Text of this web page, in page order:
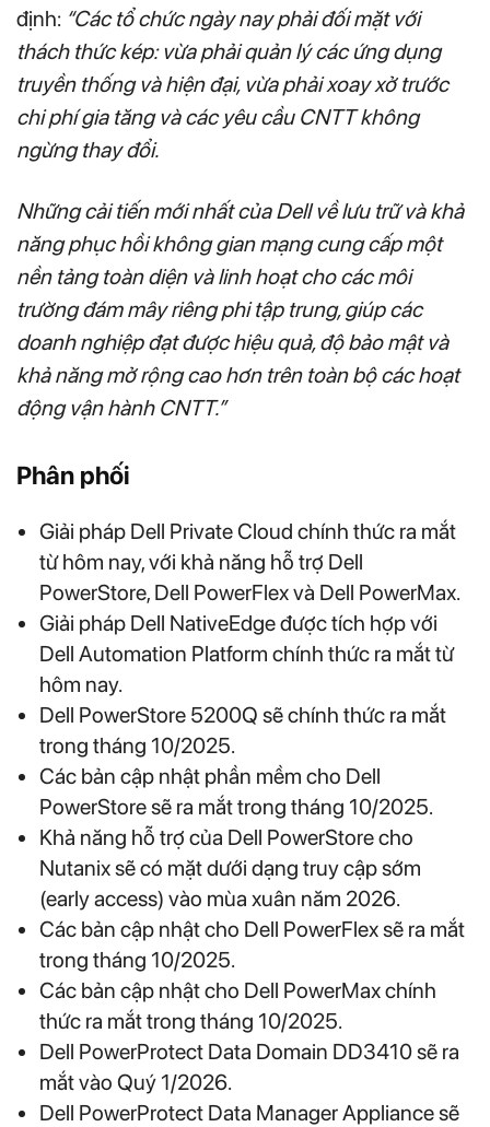
định: “Các tổ chức ngày nay phải đối mặt với
thách thức kép: vừa phải quản lý các ứng dụng
truyền thống và hiện đại, vừa phải xoay xở trước
chi phí gia tăng và các yêu cầu CNTT không
ngừng thay đổi.
Những cải tiến mới nhất của Dell về lưu trữ và khả
năng phục hồi không gian mạng cung cấp một
nền tảng toàn diện và linh hoạt cho các môi
trường đám mây riêng phi tập trung, giúp các
doanh nghiệp đạt được hiệu quả, độ bảo mật và
khả năng mở rộng cao hơn trên toàn bộ các hoạt
động vận hành CNTT.”
Phân phối
Giải pháp Dell Private Cloud chính thức ra mắt
từ hôm nay, với khả năng hỗ trợ Dell
PowerStore, Dell PowerFlex và Dell PowerMax.
Giải pháp Dell NativeEdge được tích hợp với
Dell Automation Platform chính thức ra mắt từ
hôm nay.
Dell PowerStore 5200Q sẽ chính thức ra mắt
trong tháng 10/2025.
Các bản cập nhật phần mềm cho Dell
PowerStore sẽ ra mắt trong tháng 10/2025.
Khả năng hỗ trợ của Dell PowerStore cho
Nutanix sẽ có mặt dưới dạng truy cập sớm
(early access) vào mùa xuân năm 2026.
Các bản cập nhật cho Dell PowerFlex sẽ ra mắt
trong tháng 10/2025.
Các bản cập nhật cho Dell PowerMax chính
thức ra mắt trong tháng 10/2025.
Dell PowerProtect Data Domain DD3410 sẽ ra
mắt vào Quý 1/2026.
Dell PowerProtect Data Manager Appliance sẽ